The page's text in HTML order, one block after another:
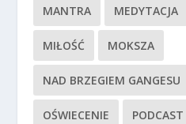
MANTRA MEDYTACJA
MIŁOŚĆ MOKSZA
NAD BRZEGIEM GANGESU
OŚWIECENIE PODCAST